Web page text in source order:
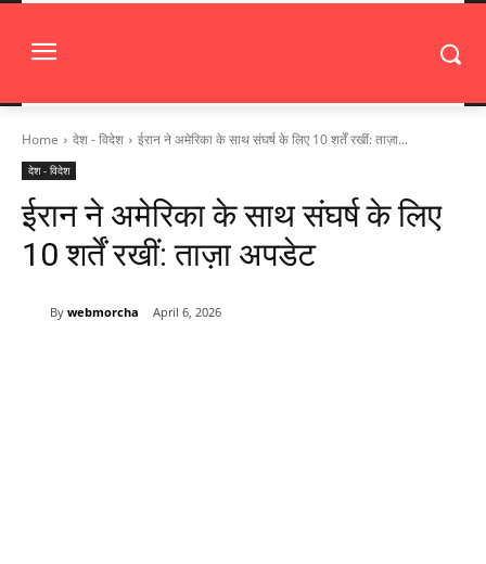
Home देश - विदेश ईरान ने अमेरिका के साथ संघर्ष के लिए 10 शर्तें रखीं: ताज़ा...
देश - विदेश
ईरान ने अमेरिका के साथ संघर्ष के लिए
10 शर्तें रखीं: ताज़ा अपडेट
By webmorcha April 6, 2026